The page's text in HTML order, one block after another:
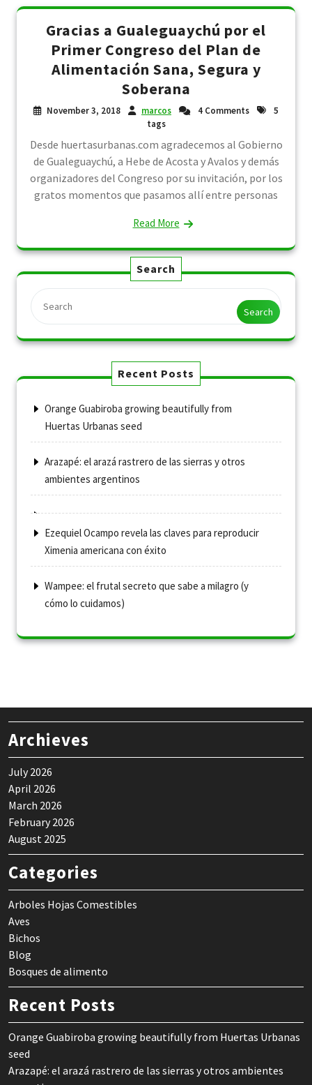
Gracias a Gualeguaychú por el
Primer Congreso del Plan de
Alimentación Sana, Segura y
Soberana
November 3, 2018 marcos 4 Comments
5
tags
Desde huertasurbanas.com agradecemos al Gobierno
de Gualeguaychú, a Hebe de Acosta y Avalos y demás
organizadores del Congreso por su invitación, por los
gratos momentos que pasamos allí entre personas
Read More
Search
Search
Recent Posts
Orange Guabiroba growing beautifully from
Huertas Urbanas seed
Arazapé: el arazá rastrero de las sierras y otros
ambientes argentinos
Ezequiel Ocampo revela las claves para reproducir
Ximenia americana con éxito
Wampee: el frutal secreto que sabe a milagro (y
cómo lo cuidamos)
Archieves
July 2026
April 2026
March 2026
February 2026
August 2025
Categories
Arboles Hojas Comestibles
Aves
Bichos
Blog
Bosques de alimento
Recent Posts
Orange Guabiroba growing beautifully from Huertas Urbanas
seed
Arazapé: el arazá rastrero de las sierras y otros ambientes